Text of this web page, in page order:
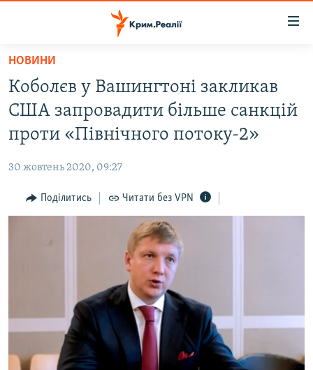
Перейти
основного
матеріалу
до
основної
Перейти
до
НОВИНИ
ВІДЕО ТА ФОТО
БЛОГИ
ПОГЛЯД
ВІДЕОУРОКИ «ELIFBE»
СВІДЧЕННЯ ОКУПАЦІЇ
ЯК ОБІЙТИ БЛОКУВАННЯ
Qırımtatar
НОВИНИ
Коболєв у Вашингтоні закликав
США запровадити більше санкцій
проти «Північного потоку-2»
30 жовтень 2020, 09:27
Поділитись Читати без VPN